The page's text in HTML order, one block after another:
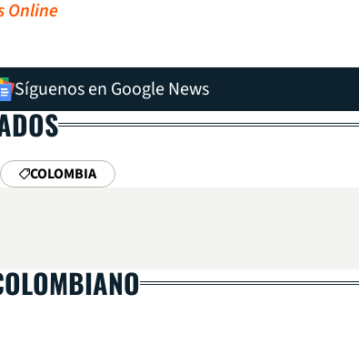
Online
Síguenos en Google News
COLOMBIA